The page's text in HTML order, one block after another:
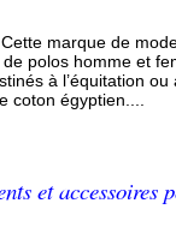
marque de
polos homme et
à l’équitation ou
coton égyptien....
et accessoires